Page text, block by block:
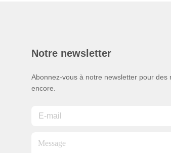
Notre newsletter
Abonnez-vous à notre newsletter pour des
encore.